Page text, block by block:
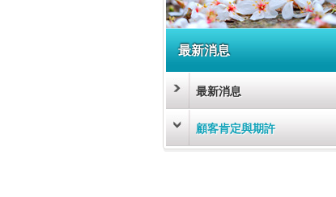
最新消息
最新消息
顧客肯定與期許